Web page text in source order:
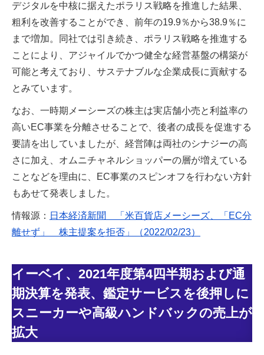
デジタルを中核に据えたポラリス戦略を推進した結果、
粗利を改善することができ、前年の19.9％から38.9％に
まで増加。同社では引き続き、ポラリス戦略を推進する
ことにより、アジャイルでかつ健全な経営基盤の構築が
可能と考えており、サステナブルな企業成長に貢献する
とみています。
なお、一時期メーシーズの株主は実店舗小売と利益率の
高いEC事業を分離させることで、後者の成長を促進する
要請を出していましたが、経営陣は両社のシナジーの高
さに加え、オムニチャネルショッパーの層が増えている
ことなどを理由に、EC事業のスピンオフを行わない方針
もあせて発表しました。
情報源： 日本経済新聞 「米百貨店メーシーズ、「EC分
離せず」 株主提案を拒否」（2022/02/23）
イーベイ、2021年度第4四半期および通
期決算を発表、鑑定サービスを後押しに
スニーカーや高級ハンドバックの売上が
拡大